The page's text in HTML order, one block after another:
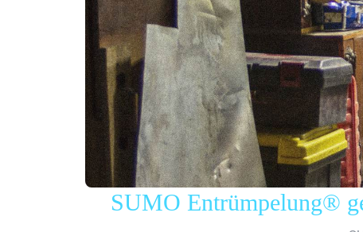
SUMO Entrümpelung®